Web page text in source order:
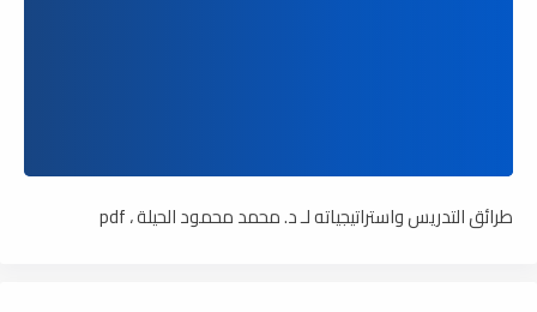
طرائق التدريس واستراتيجياته لـ د. محمد محمود الحيلة ، pdf